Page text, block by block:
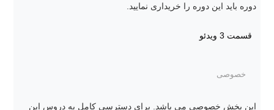
دوره باید این دوره را خریداری نمایید.
قسمت 3 ویدئو
خصوصی
این بخش خصوصی می باشد. برای دسترسی کامل به دروس این